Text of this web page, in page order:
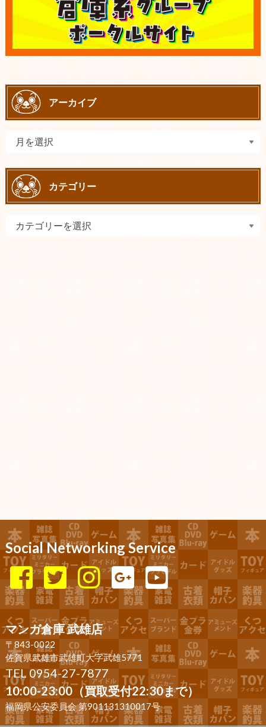
アーカイブ
カテゴリー
Social Networking Service
マンガ倉庫 武雄店
〒843-0022
佐賀県武雄市武雄町大字武雄5771
TEL 0954-27-7877
10:00-23:00（買取受付22:30まで）
福岡県公安委員会 第901131310017号